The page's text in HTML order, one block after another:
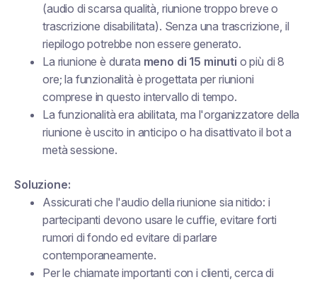
(audio di scarsa qualità, riunione troppo breve o
trascrizione disabilitata). Senza una trascrizione, il
riepilogo potrebbe non essere generato.
La riunione è durata meno di 15 minuti o più di 8
ore; la funzionalità è progettata per riunioni
comprese in questo intervallo di tempo.
La funzionalità era abilitata, ma l'organizzatore della
riunione è uscito in anticipo o ha disattivato il bot a
metà sessione.
Soluzione:
Assicurati che l'audio della riunione sia nitido: i
partecipanti devono usare le cuffie, evitare forti
rumori di fondo ed evitare di parlare
contemporaneamente.
Per le chiamate importanti con i clienti, cerca di